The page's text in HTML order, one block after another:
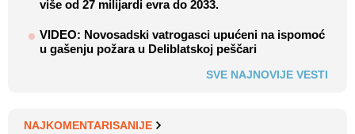
više od 27 milijardi evra do 2033.
VIDEO: Novosadski vatrogasci upućeni na ispomoć
u gašenju požara u Deliblatskoj peščari
SVE NAJNOVIJE VESTI
NAJKOMENTARISANIJE